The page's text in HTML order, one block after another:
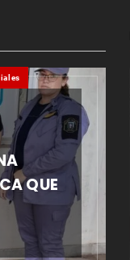
QUE